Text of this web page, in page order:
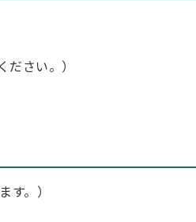
さい。）
。）